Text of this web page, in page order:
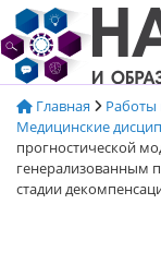
Перейти
к
содержимому
Главная Работы
Медицинские
прогностической
генерализованным
стадии